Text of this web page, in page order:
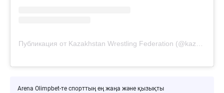
Arena Olimpbet-те спорттың ең жаңа және қызықты